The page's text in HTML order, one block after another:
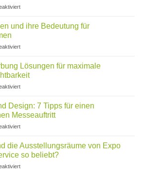
für
kostet
Alle
im
Überblick
und ihre Bedeutung für
für
Messen
und
ihre
Bedeutung
Unternehmen
Lösungen für maximale
für
Lösungen
für
maximale
Markensichtbarkeit
Design: 7 Tipps für einen
Messeauftritt
für
Design:
Tipps
für
die Ausstellungsräume von Expo
so beliebt?
für